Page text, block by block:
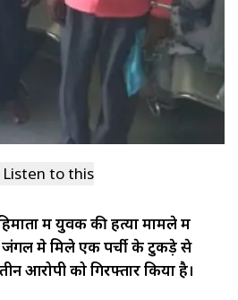
Listen to this
में युवक की हत्या मामले में
मे मिले एक पर्ची के टुकड़े से
आरोपी को गिरफ्तार किया है।